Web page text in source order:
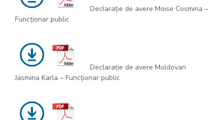
Declarație de avere Moise Cosmina –
Funcționar public
Declarație de avere Moldovan
Jasmina Karla – Funcționar public